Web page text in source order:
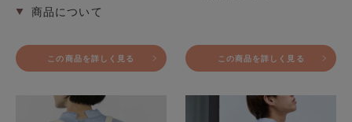
この商品を詳しく見る この商品を詳しく見る